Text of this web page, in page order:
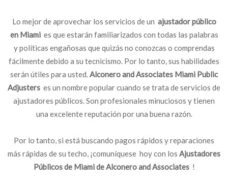
Lo mejor de aprovechar los servicios de un ajustador público
en Miamies que estarán familiarizados con todas las palabras
y políticas engañosas que quizás no conozcas o comprendas
fácilmente debido a su tecnicismo. Por lo tanto, sus habilidades
serán útiles para usted.Alconero and Associates Miami Public
Adjusters es un nombre popular cuando se trata de servicios de
ajustadores públicos. Son profesionales minuciosos y tienen
una excelente reputación por una buena razón.
Por lo tanto, si está buscando pagos rápidos y reparaciones
más rápidas de su techo, ¡comuníquese hoy con los Ajustadores
Públicos de Miami de Alconero and Associates !